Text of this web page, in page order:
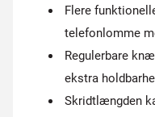
Flere
telefonlomme
Regulerbare
ekstra
Skridtlængden